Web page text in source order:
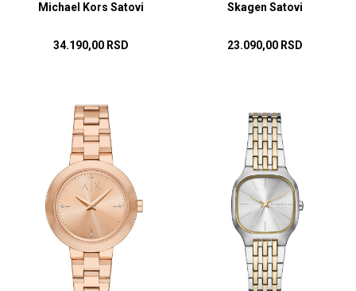
Michael Kors Satovi
34.190,00 RSD
Skagen Satovi
23.090,00 RSD